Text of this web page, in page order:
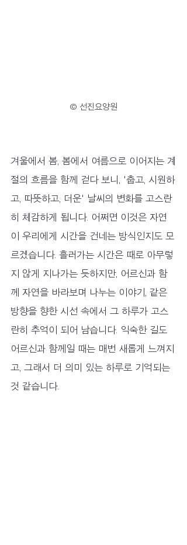
© 선진요양원
겨울에서 봄, 봄에서 여름으로 이어지는 계
절의 흐름을 함께 걷다 보니, '춥고, 시원하
고, 따뜻하고, 더운' 날씨의 변화를 고스란
히 체감하게 됩니다. 어쩌면 이것은 자연
이 우리에게 시간을 건네는 방식인지도 모
르겠습니다. 흘러가는 시간은 때로 아무렇
지 않게 지나가는 듯하지만, 어르신과 함
께 자연을 바라보며 나누는 이야기, 같은
방향을 향한 시선 속에서 그 하루가 고스
란히 추억이 되어 남습니다. 익숙한 길도
어르신과 함께일 때는 매번 새롭게 느껴지
고, 그래서 더 의미 있는 하루로 기억되는
것 같습니다.